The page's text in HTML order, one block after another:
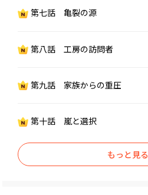
第七話 亀裂の源
第八話 工房の訪問者
第九話 家族からの重圧
第十話 嵐と選択
もっと見る